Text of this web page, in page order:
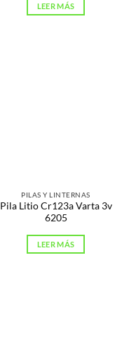
LEER MÁS
PILAS Y LINTERNAS
Pila Litio Cr123a Varta 3v
6205
LEER MÁS